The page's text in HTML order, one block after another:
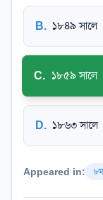
B. ১৮৪৯ সালে
C. ১৮৫৯ সালে
D. ১৮৬৩ সালে
Appeared in: